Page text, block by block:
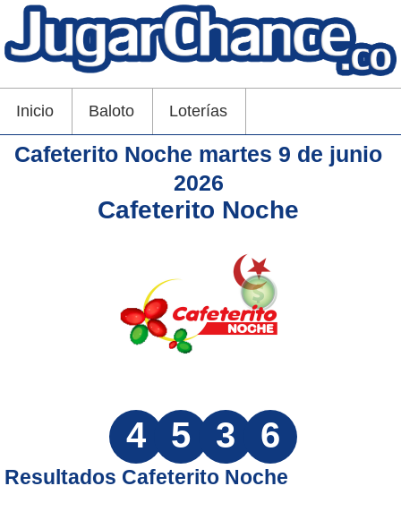
Inicio Baloto Loterías
Cafeterito Noche martes 9 de junio
2026
Cafeterito Noche
4 5 3 6
Resultados Cafeterito Noche